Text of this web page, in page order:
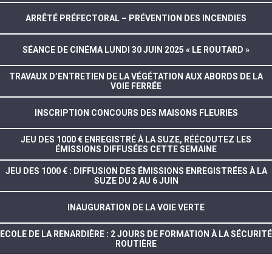
ARRÊTÉ PRÉFECTORAL – PRÉVENTION DES INCENDIES
SÉANCE DE CINÉMA LUNDI 30 JUIN 2025 « LE ROUTARD »
TRAVAUX D’ENTRETIEN DE LA VÉGÉTATION AUX ABORDS DE LA
VOIE FERRÉE
INSCRIPTION CONCOURS DES MAISONS FLEURIES
JEU DES 1000 € ENREGISTRÉ À LA SUZE, RÉÉCOUTEZ LES
ÉMISSIONS DIFFUSÉES CETTE SEMAINE
JEU DES 1000 € : DIFFUSION DES ÉMISSIONS ENREGISTRÉES À LA
SUZE DU 2 AU 6 JUIN
INAUGURATION DE LA VOIE VERTE
ECOLE DE LA RENARDIÈRE : 2 JOURS DE FORMATION À LA SÉCURITÉ
ROUTIÈRE